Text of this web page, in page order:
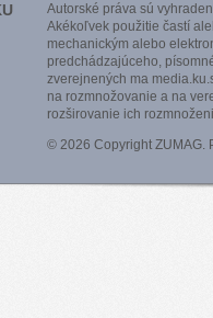
Autorské práva sú
Akékoľvek použitie častí
mechanickým alebo
predchádzajúceho,
zverejnených ma
na rozmnožovanie a na
rozširovanie ich
© 2026 Copyright ZUMAG.